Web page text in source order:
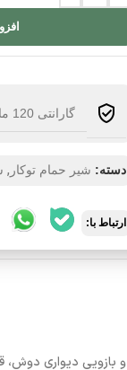
گارانتی 120 ماهه کسری
دسته: شیر حمام توکار ,
ارتباط با: